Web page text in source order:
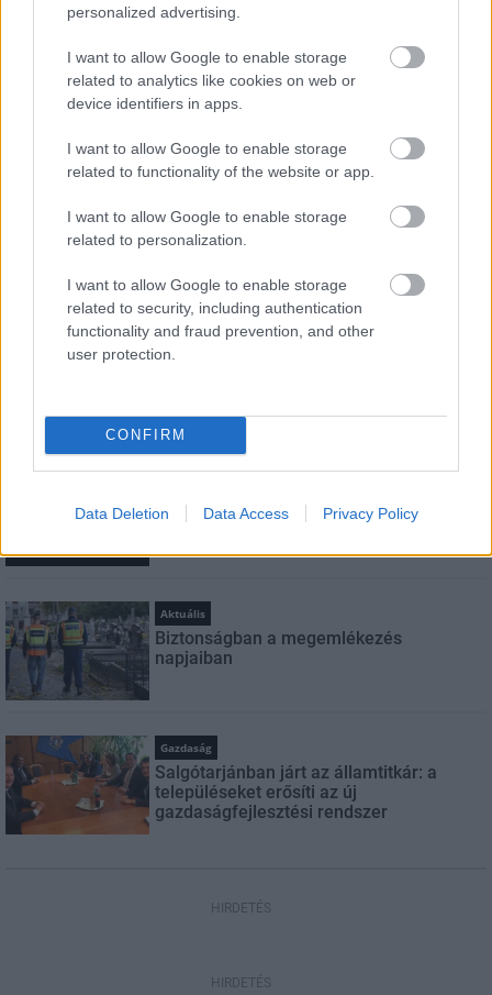
personalized advertising.
I want to allow Google to enable storage
related to analytics like cookies on web or
device identifiers in apps.
I want to allow Google to enable storage
related to functionality of the website or app.
I want to allow Google to enable storage
related to personalization.
I want to allow Google to enable storage
related to security, including authentication
functionality and fraud prevention, and other
user protection.
CONFIRM
Data Deletion Data Access Privacy Policy
HÍRLEVÉL
szabályzatot!
FELIRATKOZÁS
LEGFRISSEBB
Amire többmillióan vártunk: szombattól
másodfokúra csökken a riasztás
Aktuális
Biztonságban a megemlékezés
napjaiban
Gazdaság
Salgótarjánban járt az államtitkár: a
településeket erősíti az új
gazdaságfejlesztési rendszer
HIRDETÉS
HIRDETÉS